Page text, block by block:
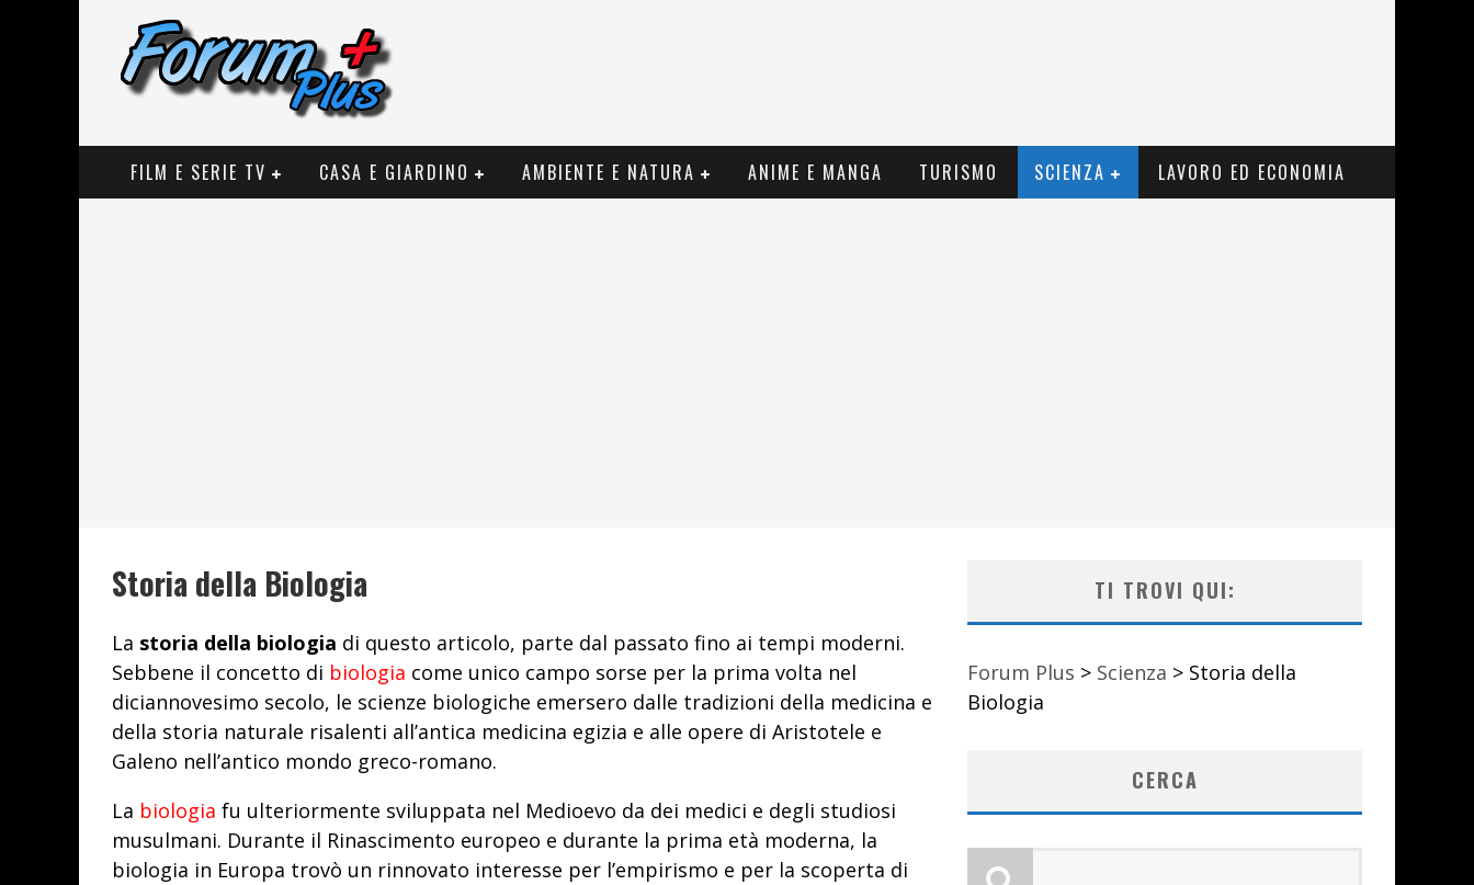
FILM E SERIE TV CASA E GIARDINO AMBIENTE E NATURA ANIME E MANGA TURISMO SCIENZA LAVORO ED ECONOMIA
Storia della Biologia
La storia della biologia di questo articolo, parte dal passato fino ai tempi moderni.
Sebbene il concetto di biologia come unico campo sorse per la prima volta nel
diciannovesimo secolo, le scienze biologiche emersero dalle tradizioni della medicina e
della storia naturale risalenti all’antica medicina egizia e alle opere di Aristotele e
Galeno nell’antico mondo greco-romano.
La biologia fu ulteriormente sviluppata nel Medioevo da dei medici e degli studiosi
musulmani. Durante il Rinascimento europeo e durante la prima età moderna, la
biologia in Europa trovò un rinnovato interesse per l’empirismo e per la scoperta di
TI TROVI QUI:
Forum Plus > Scienza > Storia della
Biologia
CERCA